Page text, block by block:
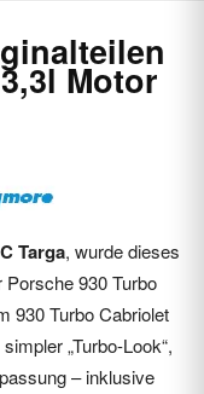
Motor
Targa, wurde dieses
Porsche 930 Turbo
930 Turbo Cabriolet
„Turbo-Look“,
– inklusive